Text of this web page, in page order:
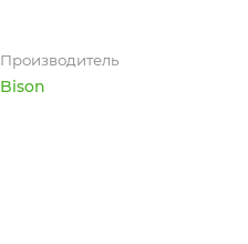
Производитель
Bison